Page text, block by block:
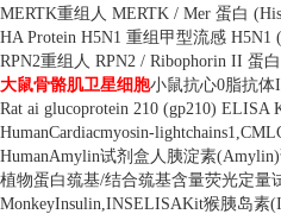
MERTK重组人 MERTK / Mer 蛋白
HA Protein H5N1 重组甲型流感 H5N1
RPN2重组人 RPN2 / Ribophorin II 蛋白
大鼠骨骼肌卫星细胞小鼠抗心0脂抗体
Rat ai glucoprotein 210 (gp210) ELISA
HumanCardiacmyosin-
HumanAmylin试剂盒人胰淀素(Amylin)
植物蛋白巯基/结合巯基含量荧光定量
MonkeyInsulin,INSELISAKit猴胰岛素